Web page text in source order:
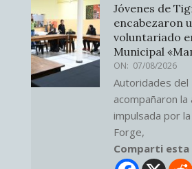
Jóvenes de
encabezaron
voluntariado
Municipal
ON: 07/08/2026
Autoridades
acompañaron la
impulsada por
Forge,
Comparti